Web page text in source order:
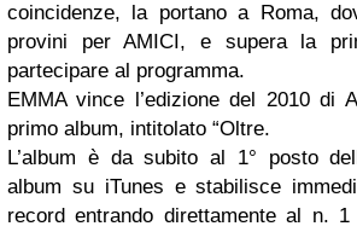
coincidenze, la portano a Roma,
provini per AMICI, e supera la
partecipare al programma.
EMMA vince l’edizione del 2010 di
primo album, intitolato “Oltre.
L’album è da subito al 1° posto
album su iTunes e stabilisce
record entrando direttamente al n.